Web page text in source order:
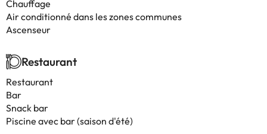
Chauffage
Air conditionné dans les zones communes
Ascenseur
Restaurant
Restaurant
Bar
Snack bar
Piscine avec bar (saison d'été)